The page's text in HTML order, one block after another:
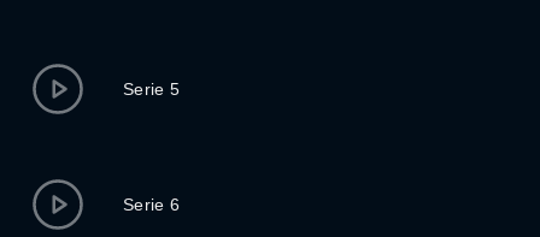
Serie 5
Serie 6